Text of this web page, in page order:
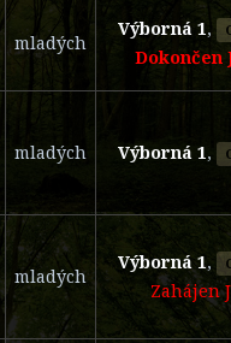
mladých
Výborná 1,
Dokončen
mladých Výborná 1,
mladých
Výborná 1,
Zahájen